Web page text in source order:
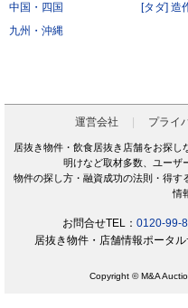
開示された時点で被開示者が既
開示された情報と無関係に、被
いものとします。
サービス提供用のシステムの保守ま
火災・停電などによりサービスの提
地震、噴火、洪水、津波などの天災
サービスの提供ができないと当社が判
電気通信事業者、電力会社等の公共
した場合
当社が利用する電気通信設備に障害が
第7条（禁止行為）
会員は以下の各号に該当する行為を
他の会員に成りすまし、本サー
当社および他の会員に不利益を
中国・四国
九州・沖縄
[タダ] 造
運営会社 プライ
居抜き物件・飲食居抜き店舗をお探
明けなど取材多数、ユーザ
物件の探し方・融資成功の法則・得す
情
お問合せTEL： 0120-99-
居抜き物件・店舗情報ポータ
Copyright © M&A